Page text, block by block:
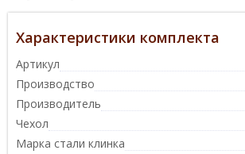
Характеристики комплекта
Артикул
Производство
Производитель
Чехол
Марка стали клинка